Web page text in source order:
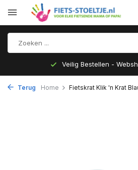
Veilig Bestellen -
Terug Home Fietskrat Klik 'n Krat